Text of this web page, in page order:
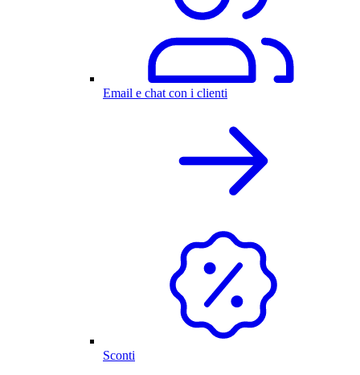
Email e chat con i clienti
Sconti